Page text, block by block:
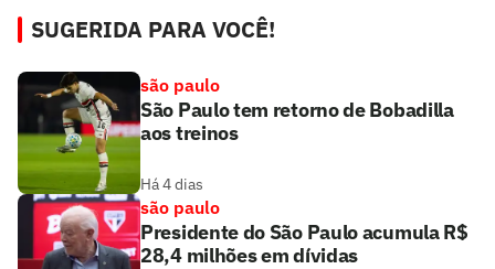
SUGERIDA PARA VOCÊ!
são paulo
São Paulo tem retorno de Bobadilla
aos treinos
Há 4 dias
são paulo
Presidente do São Paulo acumula R$
28,4 milhões em dívidas